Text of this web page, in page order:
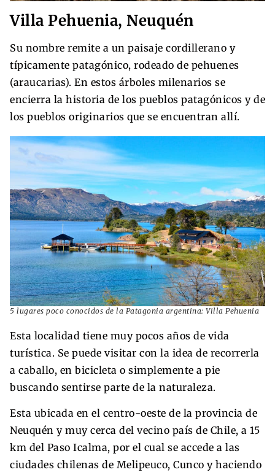
Villa Pehuenia, Neuquén
Su nombre remite a un paisaje cordillerano y
típicamente patagónico, rodeado de pehuenes
(araucarias). En estos árboles milenarios se
encierra la historia de los pueblos patagónicos y de
los pueblos originarios que se encuentran allí.
5 lugares poco conocidos de la Patagonia argentina: Villa Pehuenia
Esta localidad tiene muy pocos años de vida
turística. Se puede visitar con la idea de recorrerla
a caballo, en bicicleta o simplemente a pie
buscando sentirse parte de la naturaleza.
Esta ubicada en el centro-oeste de la provincia de
Neuquén y muy cerca del vecino país de Chile, a 15
km del Paso Icalma, por el cual se accede a las
ciudades chilenas de Melipeuco, Cunco y haciendo